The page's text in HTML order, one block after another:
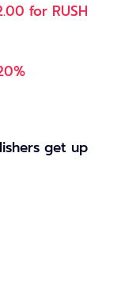
for RUSH
get up